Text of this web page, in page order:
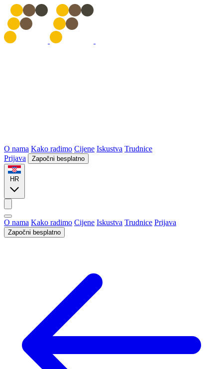
O nama Kako radimo Cijene Iskustva Trudnice
Prijava
Započni besplatno
HR
O nama Kako radimo Cijene Iskustva Trudnice Prijava
Započni besplatno